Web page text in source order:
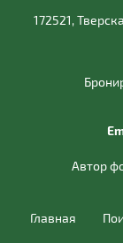
172521,
Автор
Главная